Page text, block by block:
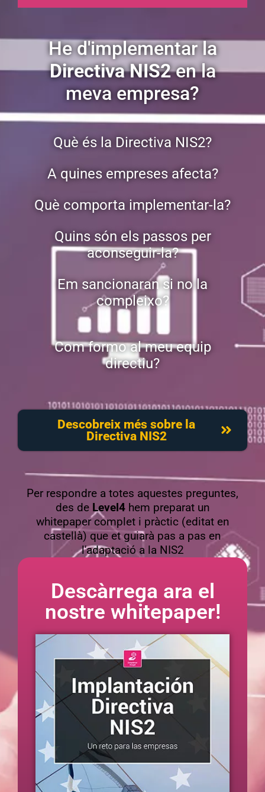
He d'implementar la
Directiva NIS2en la
meva empresa?
Què és la Directiva NIS2?
A quines empreses afecta?
Què comporta implementar-la?
Quins són els passos per
aconseguir-la?
Em sancionaran si no la
compleixo?
Com formo al meu equip
directiu?
Descobreix més sobre la
Directiva NIS2
Per respondre a totes aquestes preguntes,
des de Level4hem preparat un
whitepaper complet i pràctic (editat en
castellà) que et guiarà pas a pas en
l'adaptació a la NIS2
Descàrrega ara el
nostre whitepaper!